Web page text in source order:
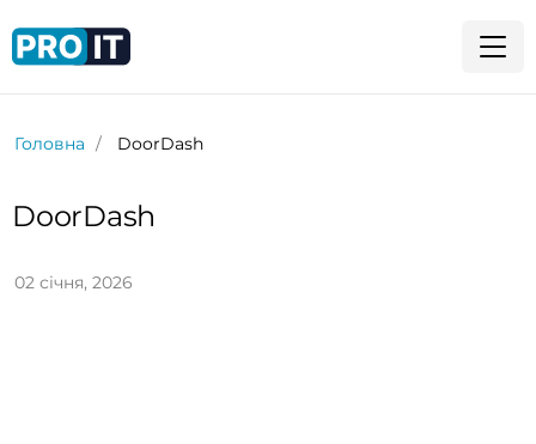
Головна DoorDash
DoorDash
02 січня, 2026